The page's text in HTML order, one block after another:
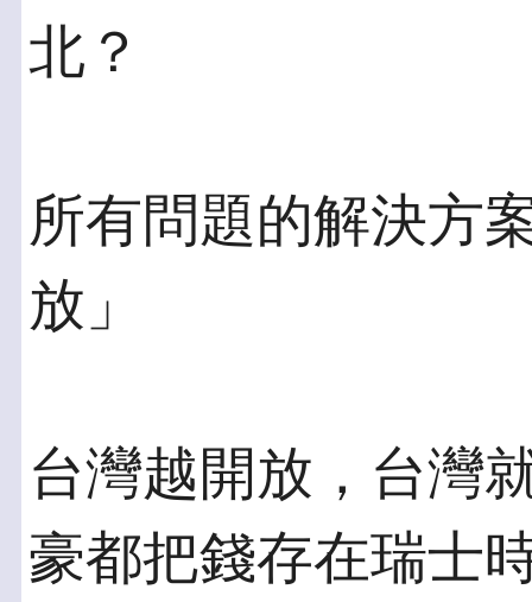
北？
所有問題的解決方
放」
台灣越開放，台灣
豪都把錢存在瑞士